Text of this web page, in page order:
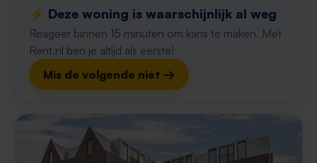
⚡️ Deze woning is waarschijnlijk al weg
Reageer binnen 15 minuten om kans te maken. Met
Rent.nl ben je altijd als eerste!
Mis de volgende niet →